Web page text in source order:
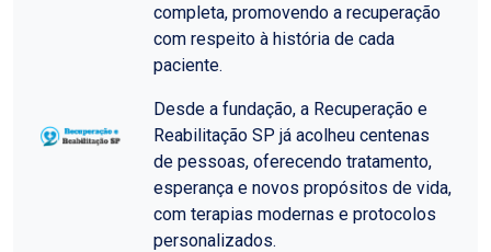
completa, promovendo a recuperação
com respeito à história de cada
paciente.
Desde a fundação, a Recuperação e
Reabilitação SP já acolheu centenas
de pessoas, oferecendo tratamento,
esperança e novos propósitos de vida,
com terapias modernas e protocolos
personalizados.